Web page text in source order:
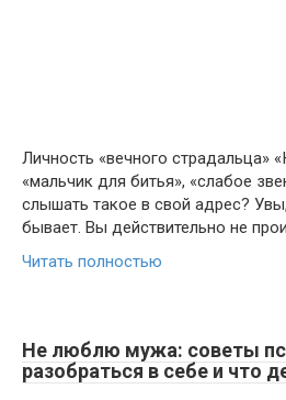
Личность «вечного страдальца»
«мальчик для битья», «слабое
слышать такое в свой адрес?
бывает. Вы действительно не
Читать полностью
Не люблю мужа: советы
разобраться в себе и что